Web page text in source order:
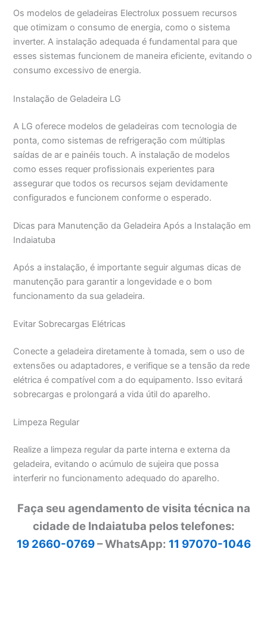
Os modelos de geladeiras Electrolux possuem recursos
que otimizam o consumo de energia, como o sistema
inverter. A instalação adequada é fundamental para que
esses sistemas funcionem de maneira eficiente, evitando o
consumo excessivo de energia.
Instalação de Geladeira LG
A LG oferece modelos de geladeiras com tecnologia de
ponta, como sistemas de refrigeração com múltiplas
saídas de ar e painéis touch. A instalação de modelos
como esses requer profissionais experientes para
assegurar que todos os recursos sejam devidamente
configurados e funcionem conforme o esperado.
Dicas para Manutenção da Geladeira Após a Instalação em
Indaiatuba
Após a instalação, é importante seguir algumas dicas de
manutenção para garantir a longevidade e o bom
funcionamento da sua geladeira.
Evitar Sobrecargas Elétricas
Conecte a geladeira diretamente à tomada, sem o uso de
extensões ou adaptadores, e verifique se a tensão da rede
elétrica é compatível com a do equipamento. Isso evitará
sobrecargas e prolongará a vida útil do aparelho.
Limpeza Regular
Realize a limpeza regular da parte interna e externa da
geladeira, evitando o acúmulo de sujeira que possa
interferir no funcionamento adequado do aparelho.
Faça seu agendamento de visita técnica na
cidade de Indaiatuba pelos telefones:
19 2660-0769– WhatsApp: 11 97070-1046